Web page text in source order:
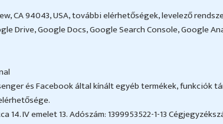
CA 94043, USA, további elérhetőségek, levelező
Google Docs, Google Search Console, Google
és Facebook által kínált egyéb termékek, funkciók
IV emelet 13. Adószám: 1399953522-1-13